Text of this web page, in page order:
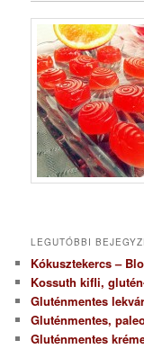
LEGUTÓBBI
Kókusztekercs –
Kossuth kifli,
Gluténmentes
Gluténmentes,
Gluténmentes